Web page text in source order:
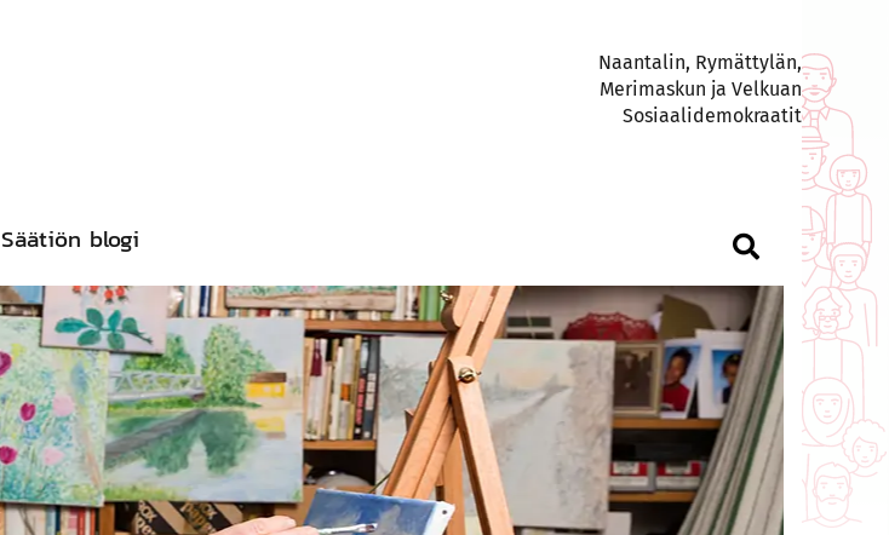
Naantalin, Rymättylän,
Merimaskun ja Velkuan
Sosiaalidemokraatit
Säätiön blogi